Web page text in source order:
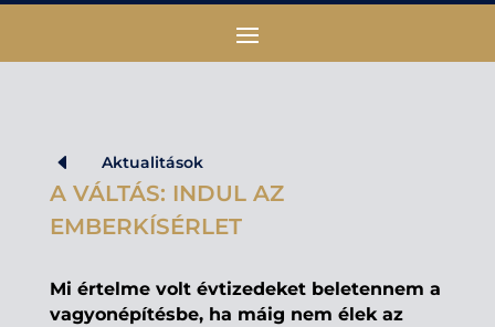
D Aktualitások
A VÁLTÁS: INDUL AZ
EMBERKÍSÉRLET
Mi értelme volt évtizedeket beletennem a
vagyonépítésbe, ha máig nem élek az